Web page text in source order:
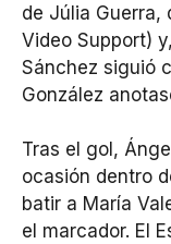
de Júlia Guerra,
Video Support)
Sánchez siguió
González
Tras el gol,
ocasión dentro
batir a María
el marcador. El